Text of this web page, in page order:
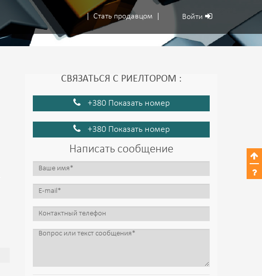
Стать продавцом Войти
СВЯЗАТЬСЯ С РИЕЛТОРОМ :
+380 Показать номер
+380 Показать номер
Написать сообщение